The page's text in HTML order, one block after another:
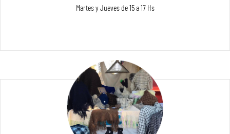
Martes y Jueves de 15 a 17 Hs